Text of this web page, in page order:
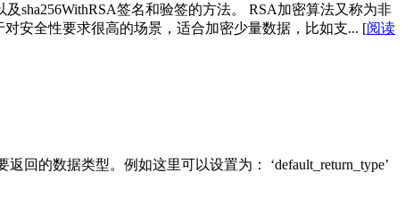
sha256WithRSA签名和验签的方法。 RSA加密算法又称为非
安全性要求很高的场景，适合加密少量数据，比如支... [阅读
回的数据类型。例如这里可以设置为： ‘default_return_type’